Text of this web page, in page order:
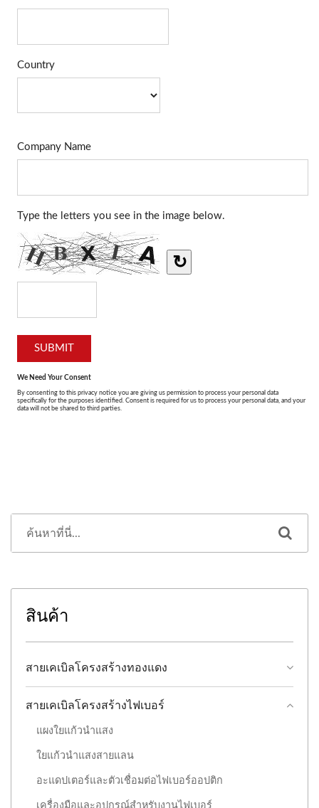
สินค้า
สายเคเบิลโครงสร้างทองแดง
สายเคเบิลโครงสร้างไฟเบอร์
แผงใยแก้วนำแสง
ใยแก้วนำแสงสายแลน
อะแดปเตอร์และตัวเชื่อมต่อไฟเบอร์ออปติก
เครื่องมือและอุปกรณ์สำหรับงานไฟเบอร์